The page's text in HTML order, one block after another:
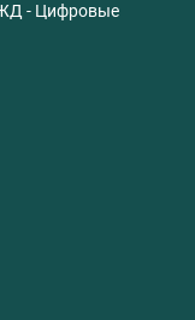
- Цифровые